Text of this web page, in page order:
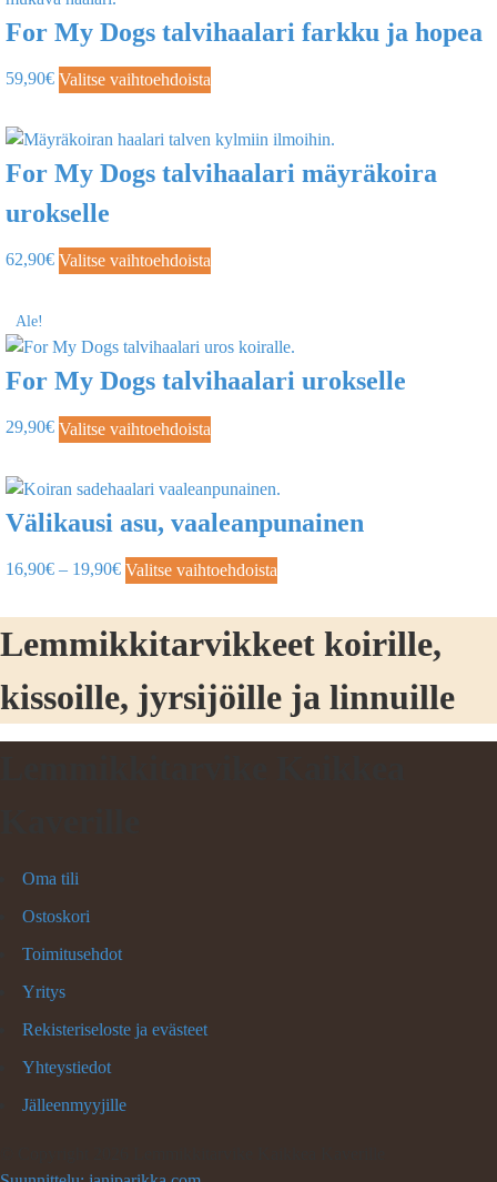
For My Dogs talvihaalari farkku ja hopea
59,90€ Valitse vaihtoehdoista
For My Dogs talvihaalari mäyräkoira
urokselle
62,90€ Valitse vaihtoehdoista
Ale!
For My Dogs talvihaalari urokselle
29,90€ Valitse vaihtoehdoista
Välikausi asu, vaaleanpunainen
16,90€ – 19,90€ Valitse vaihtoehdoista
Lemmikkitarvikkeet koirille,
kissoille, jyrsijöille ja linnuille
Oma tili
Ostoskori
Toimitusehdot
Yritys
Rekisteriseloste ja evästeet
Yhteystiedot
Jälleenmyyjille